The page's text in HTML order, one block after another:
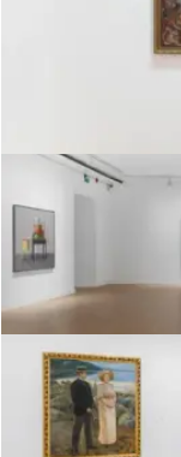
Øystein Thorvaldsen
Øystein Thorvaldsen